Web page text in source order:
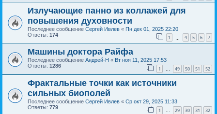
Излучающие панно из коллажей для
повышения духовности
Последнее сообщение Сергей Ивлев « Пн дек 01, 2025 22:20
Ответы: 174 1 4 5 6 7
Машины доктора Райфа
Последнее сообщение Андрей-Н « Вт ноя 11, 2025 17:53
Ответы: 1286 1 … 49 50 51 52
Фрактальные точки как источники
сильных биополей
Последнее сообщение Сергей Ивлев « Ср окт 29, 2025 11:33
Ответы: 779 1 … 29 30 31 32